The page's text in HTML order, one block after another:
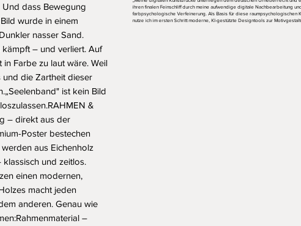
dass Bewegung
wurde in einem
nasser Sand.
– und verliert. Auf
Farbe zu laut wäre. Weil
und die Zartheit dieser
ist kein Bild
&
– direkt aus der
Poster bestechen
aus Eichenholz
und zeitlos.
einen modernen,
macht jeden
anderen. Genau wie
–
ihren finalen Feinschliff durch meine aufwendige digitale Nachbearbeitung
farbpsychologische Verfeinerung. Als Basis für diese raumpsychologischen
nutze ich im ersten Schritt moderne, KI-gestützte Designtools zur